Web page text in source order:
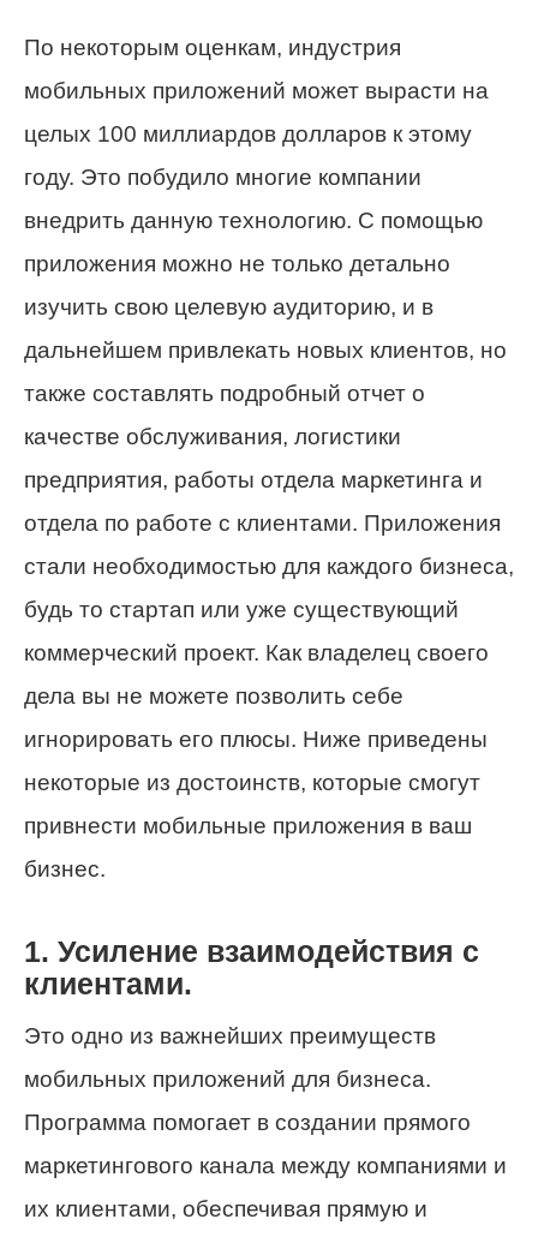
По некоторым оценкам, индустрия
мобильных приложений может вырасти на
целых 100 миллиардов долларов к этому
году. Это побудило многие компании
внедрить данную технологию. С помощью
приложения можно не только детально
изучить свою целевую аудиторию, и в
дальнейшем привлекать новых клиентов, но
также составлять подробный отчет о
качестве обслуживания, логистики
предприятия, работы отдела маркетинга и
отдела по работе с клиентами. Приложения
стали необходимостью для каждого бизнеса,
будь то стартап или уже существующий
коммерческий проект. Как владелец своего
дела вы не можете позволить себе
игнорировать его плюсы. Ниже приведены
некоторые из достоинств, которые смогут
привнести мобильные приложения в ваш
бизнес.
1. Усиление взаимодействия с
клиентами.
Это одно из важнейших преимуществ
мобильных приложений для бизнеса.
Программа помогает в создании прямого
маркетингового канала между компаниями и
их клиентами, обеспечивая прямую и